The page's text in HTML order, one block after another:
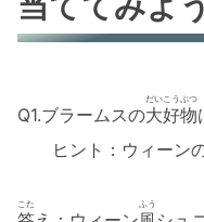
Q1.ブラームスの大好物
だいこうぶつ
ヒント：ウィーン
こた ふう